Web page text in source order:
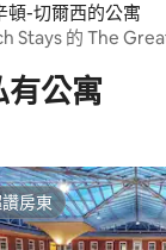
頓-切爾西的公寓
Stays 的 The
有公寓
房東
房東